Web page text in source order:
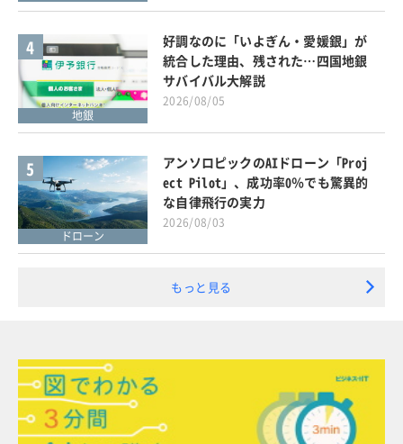
4
地銀
好調なのに「いよぎん・愛媛銀」が
統合した理由、残された…四国地銀
サバイバル大解説
2026/08/05
5
ドローン
アンソロピックのAIドローン「Proj
ect Pilot」、成功率0％でも驚異的
な自律飛行の実力
2026/08/03
もっと見る